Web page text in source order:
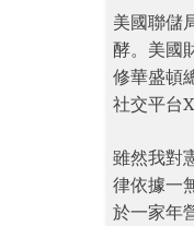
美國聯儲
酵。美國
修華盛頓
社交平台
雖然我對
律依據一
於一家年